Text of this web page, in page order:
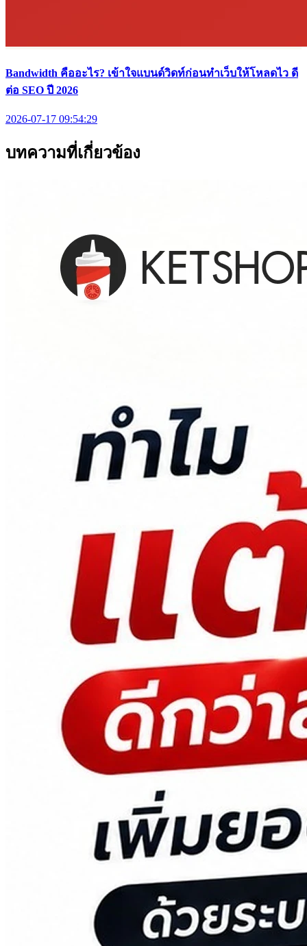
Bandwidth คืออะไร? เข้าใจแบนด์วิดท์ก่อนทำเว็บให้โหลดไว ดี
ต่อ SEO ปี 2026
2026-07-17 09:54:29
บทความที่เกี่ยวข้อง